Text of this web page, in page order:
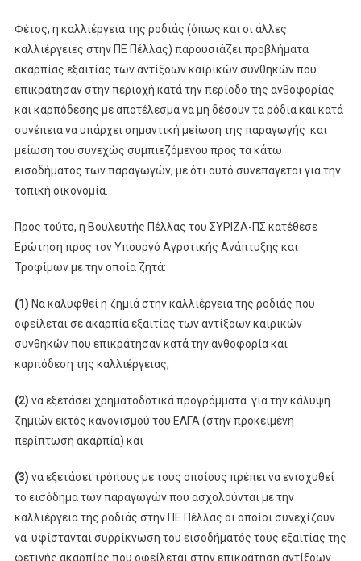
Φέτος, η καλλιέργεια της ροδιάς (όπως και οι άλλες
καλλιέργειες στην ΠΕ Πέλλας) παρουσιάζει προβλήματα
ακαρπίας εξαιτίας των αντίξοων καιρικών συνθηκών που
επικράτησαν στην περιοχή κατά την περίοδο της ανθοφορίας
και καρπόδεσης με αποτέλεσμα να μη δέσουν τα ρόδια και κατά
συνέπεια να υπάρχει σημαντική μείωση της παραγωγής και
μείωση του συνεχώς συμπιεζόμενου προς τα κάτω
εισοδήματος των παραγωγών, με ότι αυτό συνεπάγεται για την
τοπική οικονομία.
Προς τούτο, η Βουλευτής Πέλλας του ΣΥΡΙΖΑ-ΠΣ κατέθεσε
Ερώτηση προς τον Υπουργό Αγροτικής Ανάπτυξης και
Τροφίμων με την οποία ζητά:
(1) Να καλυφθεί η ζημιά στην καλλιέργεια της ροδιάς που
οφείλεται σε ακαρπία εξαιτίας των αντίξοων καιρικών
συνθηκών που επικράτησαν κατά την ανθοφορία και
καρπόδεση της καλλιέργειας,
(2) να εξετάσει χρηματοδοτικά προγράμματα για την κάλυψη
ζημιών εκτός κανονισμού του ΕΛΓΑ (στην προκειμένη
περίπτωση ακαρπία) και
(3) να εξετάσει τρόπους με τους οποίους πρέπει να ενισχυθεί
το εισόδημα των παραγωγών που ασχολούνται με την
καλλιέργεια της ροδιάς στην ΠΕ Πέλλας οι οποίοι συνεχίζουν
να υφίστανται συρρίκνωση του εισοδήματός τους εξαιτίας της
φετινής ακαρπίας που οφείλεται στην επικράτηση αντίξοων